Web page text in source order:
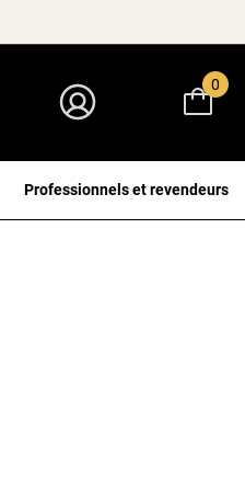
0
Professionnels et revendeurs